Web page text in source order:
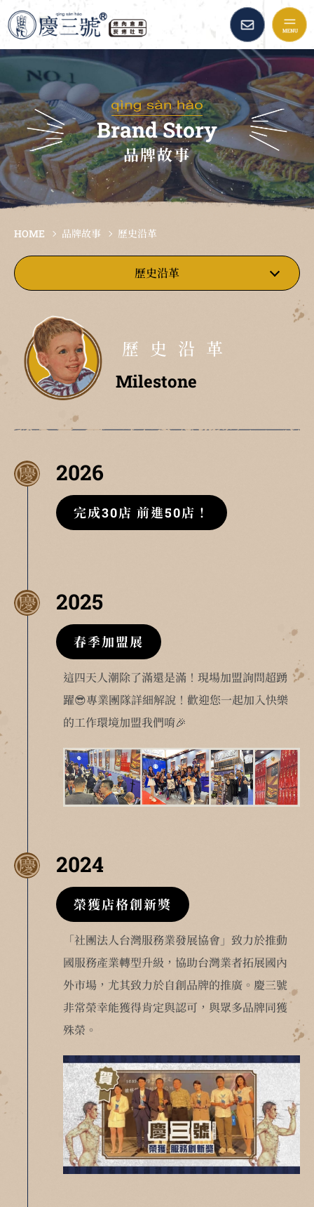
慶三號倉庫烤肉早午餐::
品牌故事
最新消息
美味餐點
倉庫精選
Brand Story
品牌故事
HOME 品牌故事 歷史沿革
歷史沿革
歷史沿革
Milestone
2026
完成30店 前進50店！
2025
春季加盟展
這四天人潮除了滿還是滿！現場加盟詢問超踴
躍😎專業團隊詳細解說！歡迎您一起加入快樂
的工作環境加盟我們唷🎉
2024
榮獲店格創新獎
「社團法人台灣服務業發展協會」致力於推動
國服務產業轉型升級，協助台灣業者拓展國內
外市場，尤其致力於自創品牌的推廣。慶三號
非常榮幸能獲得肯定與認可，與眾多品牌同獲
殊榮。